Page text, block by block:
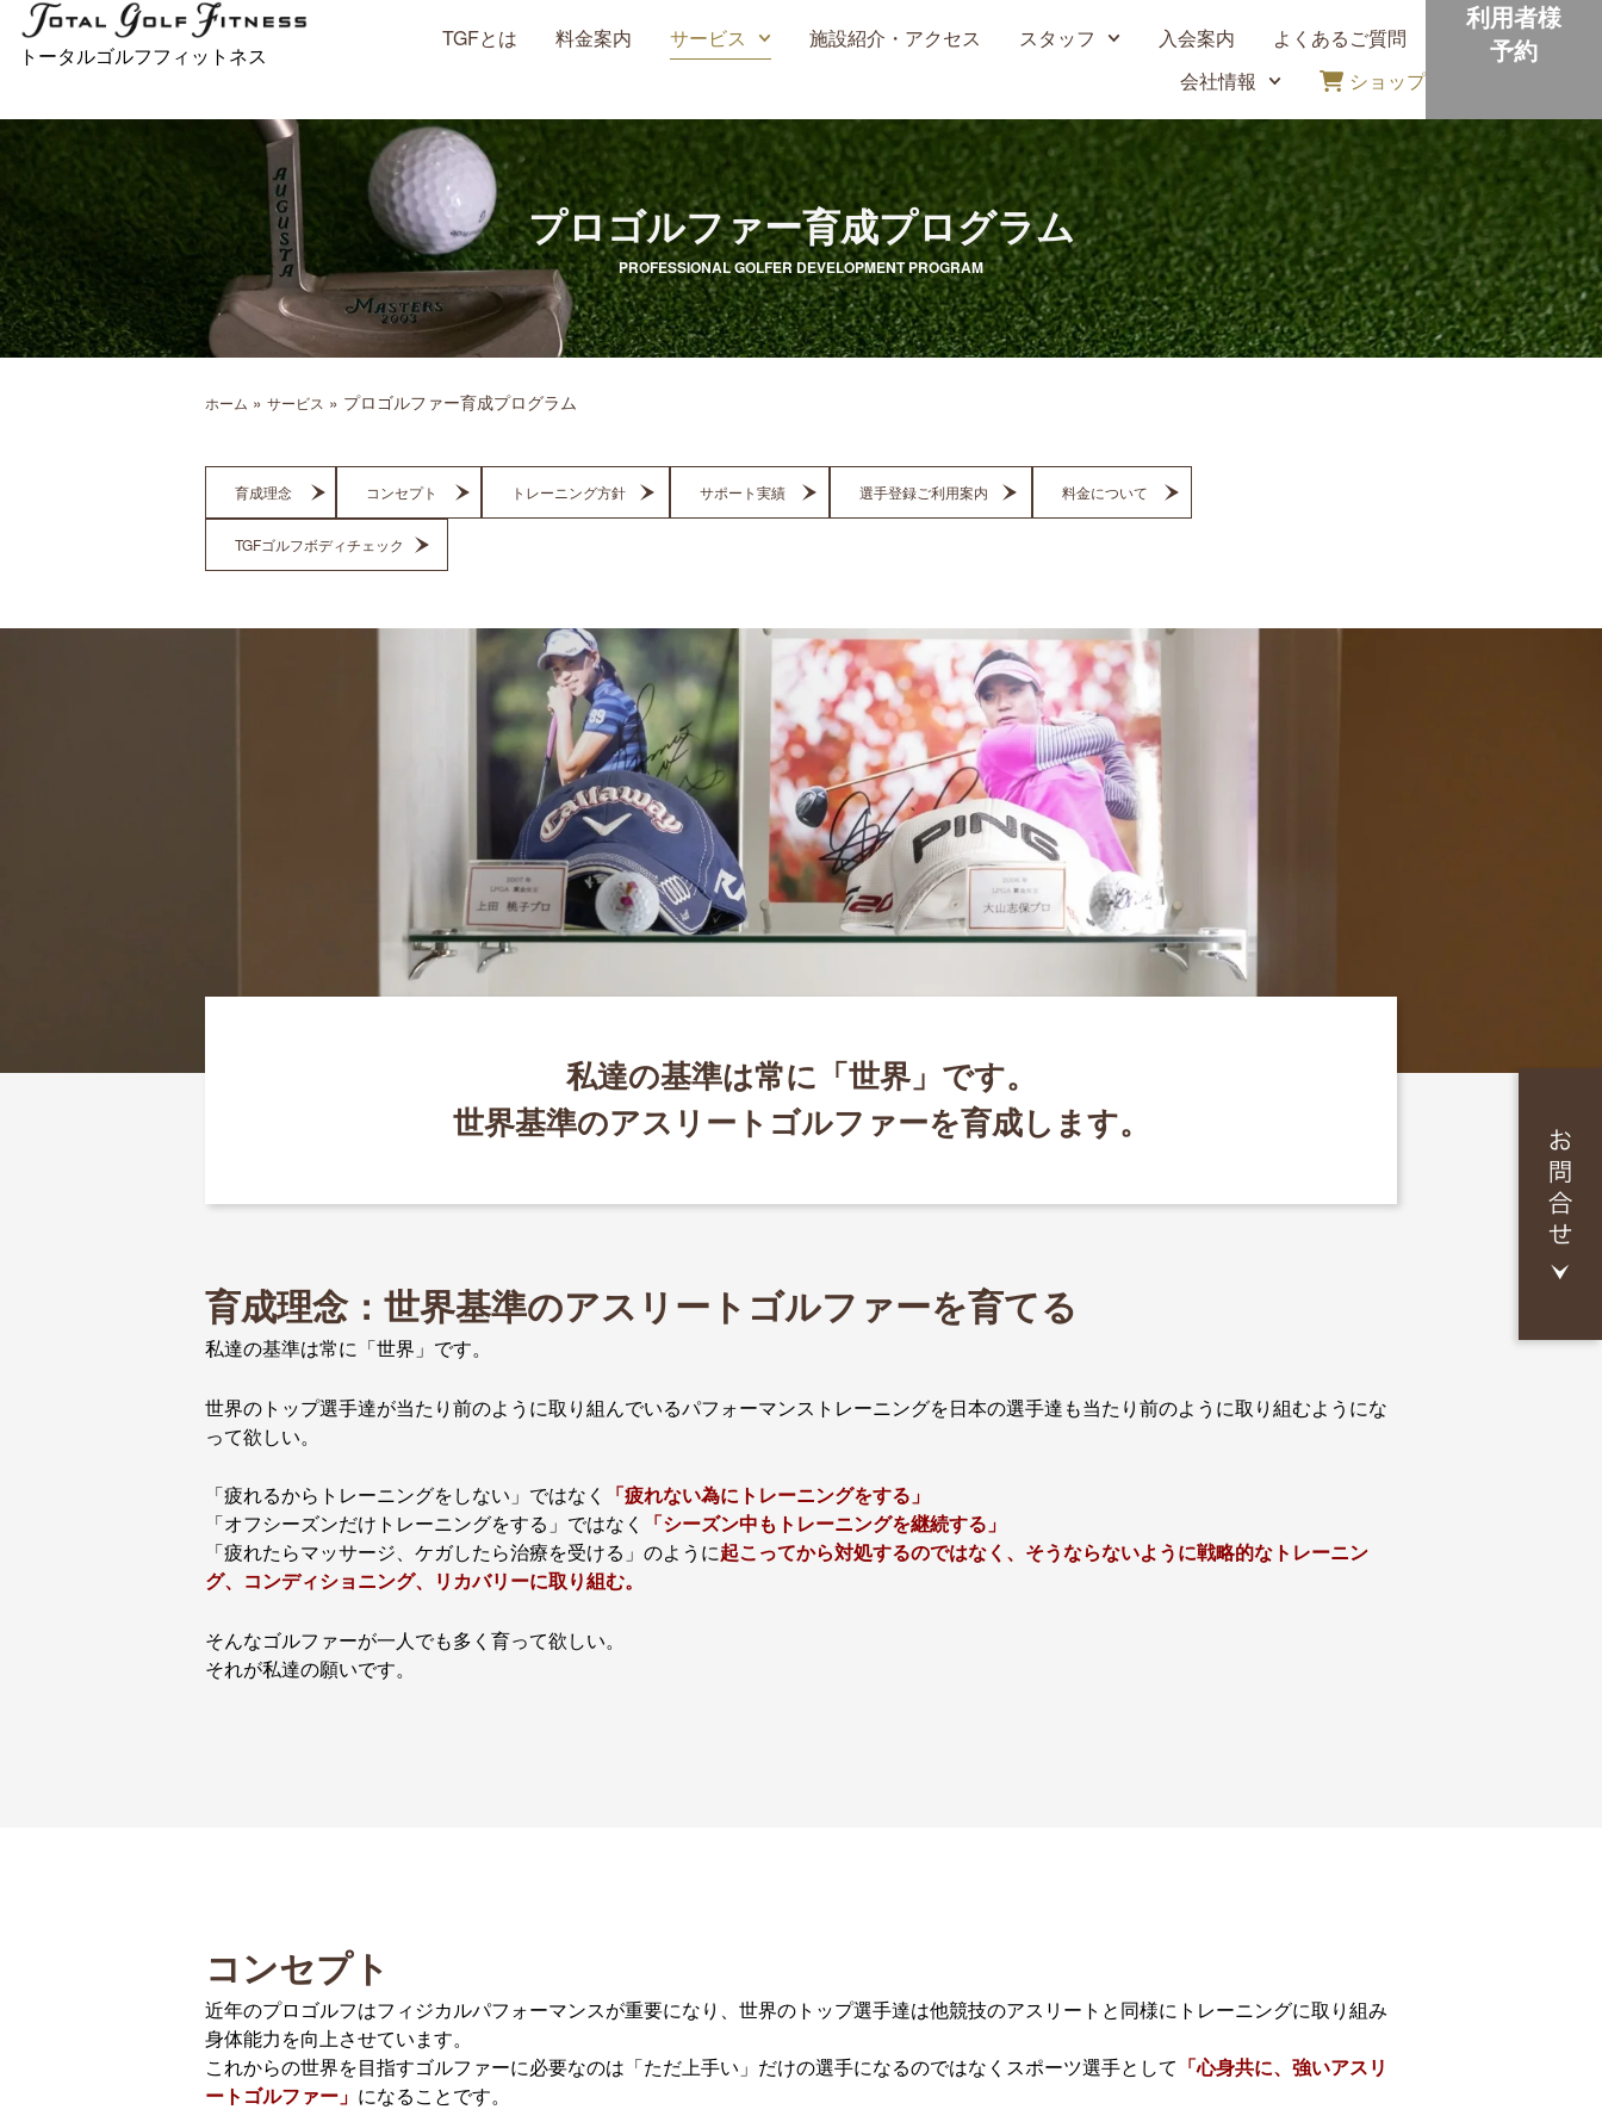
トータルゴルフフィットネス
TGFとは 料金案内 サービス 施設紹介・アクセス スタッフ 入会案内
よくあるご質問
会社情報
ショップ
利用者様
予約
プロゴルファー育成プログラム
PROFESSIONAL GOLFER DEVELOPMENT PROGRAM
ホーム » サービス » プロゴルファー育成プログラム
育成理念 コンセプト トレーニング方針 サポート実績 選手登録ご利用案内 料金について
TGFゴルフボディチェック
私達の基準は常に「世界」です。
世界基準のアスリートゴルファーを育成します。
育成理念：世界基準のアスリートゴルファーを育てる
私達の基準は常に「世界」です。
世界のトップ選手達が当たり前のように取り組んでいるパフォーマンストレーニングを日本の選手達も当たり前のように取り組むようにな
って欲しい。
「疲れるからトレーニングをしない」ではなく
「疲れない為にトレーニングをする」
「オフシーズンだけトレーニングをする」ではなく
「シーズン中もトレーニングを継続する」
「疲れたらマッサージ、ケガしたら治療を受ける」のように起こってから対処するのではなく、そうならないように戦略的なトレーニン
グ、コンディショニング、リカバリーに取り組む。
そんなゴルファーが一人でも多く育って欲しい。
それが私達の願いです。
コンセプト
近年のプロゴルフはフィジカルパフォーマンスが重要になり、世界のトップ選手達は他競技のアスリートと同様にトレーニングに取り組み
身体能力を向上させています。
これからの世界を目指すゴルファーに必要なのは「ただ上手い」だけの選手になるのではなくスポーツ選手として 「心身共に、強いアスリ
ートゴルファー」 になることです。